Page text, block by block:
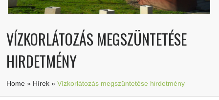
VÍZKORLÁTOZÁS MEGSZÜNTETÉSE
HIRDETMÉNY
Home » Hírek »Vízkorlátozás megszüntetése hirdetmény